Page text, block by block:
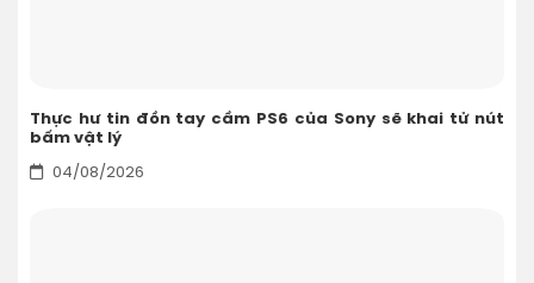
Thực hư tin đồn tay cầm PS6 của Sony sẽ khai tử nút
bấm vật lý
04/08/2026